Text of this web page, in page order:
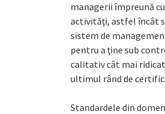
managerii împreună
activităţi, astfel încât
sistem de
pentru a ţine sub
calitativ cât mai ridicat
ultimul rând de
Standardele din